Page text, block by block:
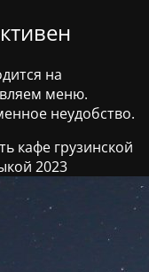
на
меню.
неудобство.
кафе грузинской
2023